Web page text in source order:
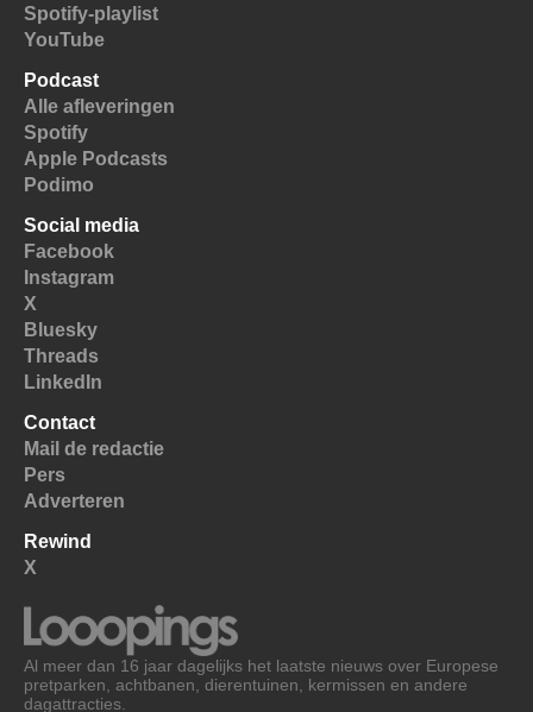
Spotify-playlist
YouTube
Podcast
Alle afleveringen
Spotify
Apple Podcasts
Podimo
Social media
Facebook
Instagram
X
Bluesky
Threads
LinkedIn
Contact
Mail de redactie
Pers
Adverteren
Rewind
X
Al meer dan 16 jaar dagelijks het laatste nieuws over Europese
pretparken, achtbanen, dierentuinen, kermissen en andere
dagattracties.